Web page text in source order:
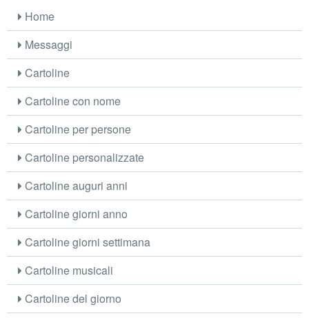
Home
Messaggi
Cartoline
Cartoline con nome
Cartoline per persone
Cartoline personalizzate
Cartoline auguri anni
Cartoline giorni anno
Cartoline giorni settimana
Cartoline musicali
Cartoline del giorno